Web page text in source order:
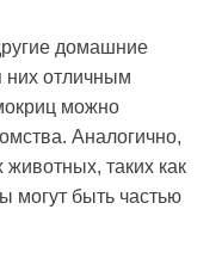
домашние
них отличным
можно
Аналогично,
таких как
быть частью